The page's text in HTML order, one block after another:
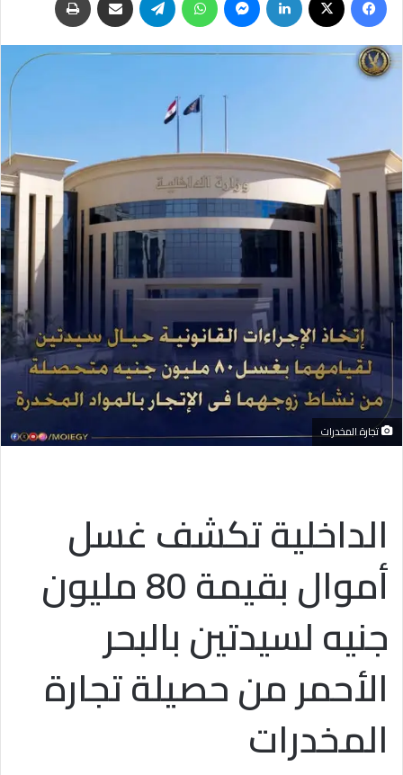
تجارة المخدرات
الداخلية تكشف غسل
أموال بقيمة 80 مليون
جنيه لسيدتين بالبحر
الأحمر من حصيلة تجارة
المخدرات